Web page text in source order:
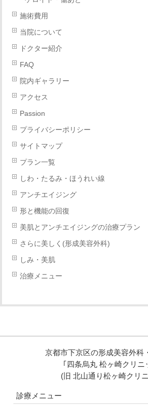
施術費用
当院について
ドクター紹介
FAQ
院内ギャラリー
アクセス
Passion
プライバシーポリシー
サイトマップ
プラン一覧
しわ・たるみ・ほうれい線
アンチエイジング
形と機能の回復
美肌とアンチエイジングの治療プラン
さらに美しく(形成美容外科)
しみ・美肌
治療メニュー
京都市下京区の形成美容外科
｢四条烏丸 松ヶ崎クリニ
(旧 北山通り松ヶ崎クリ
診療メニュー